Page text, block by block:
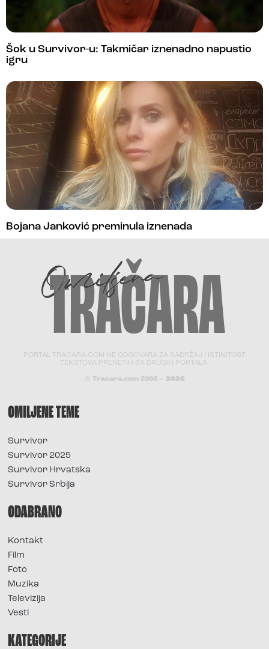
Šok u Survivor-u: Takmičar iznenadno napustio
igru
Bojana Janković preminula iznenada
PORTAL TRACARA.COM NE ODGOVARA ZA SADRŽAJ I ISTINITOST
TEKSTOVA PRENETIH SA DRUGIH PORTALA.
© Tracara.com 2008 – 2026
OMILJENE TEME
Survivor
Survivor 2025
Survivor Hrvatska
Survivor Srbija
ODABRANO
Kontakt
Film
Foto
Muzika
Televizija
Vesti
KATEGORIJE